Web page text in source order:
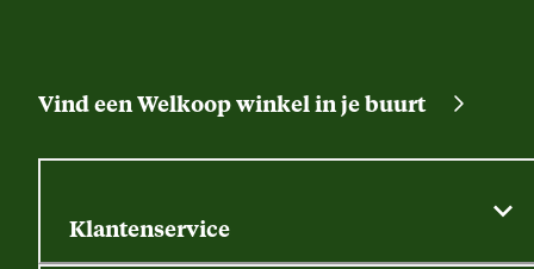
Vind een Welkoop winkel in je buurt
Klantenservice